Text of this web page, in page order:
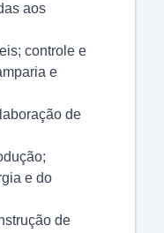
aos
controle e
e
de
e do
de